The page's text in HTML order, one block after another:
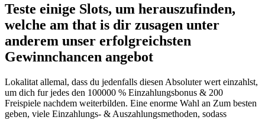
Teste einige Slots, um herauszufinden,
welche am that is dir zusagen unter
anderem unser erfolgreichsten
Gewinnchancen angebot
Lokalitat allemal, dass du jedenfalls diesen Absoluter wert einzahlst,
um dich fur jedes den 100000 % Einzahlungsbonus & 200
Freispiele nachdem weiterbilden. Eine enorme Wahl an Zum besten
geben, viele Einzahlungs- & Auszahlungsmethoden, sodass